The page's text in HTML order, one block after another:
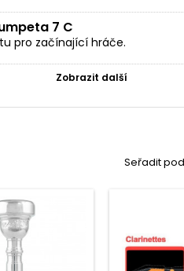
7 C
pro začínající hráče.
Zobrazit další
Seřadit